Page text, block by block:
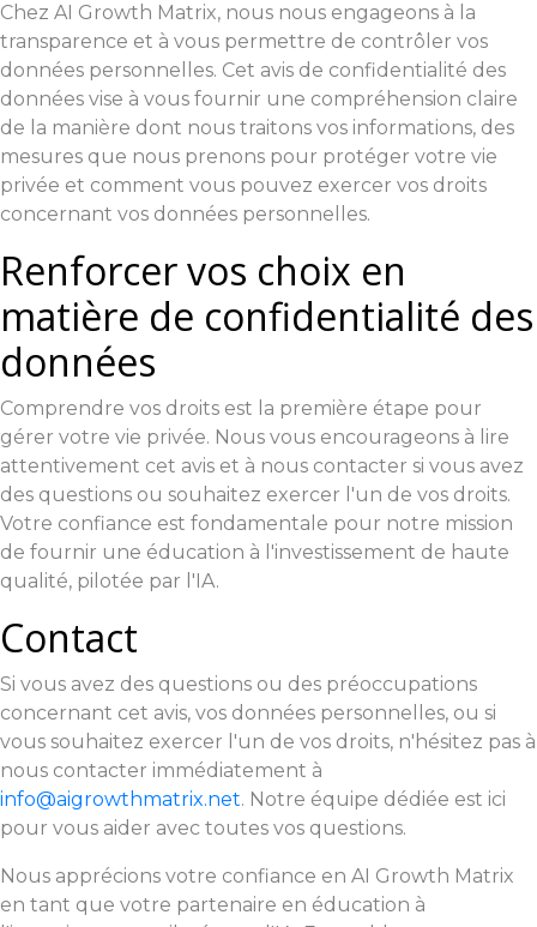
Chez AI Growth Matrix, nous nous engageons à la
transparence et à vous permettre de contrôler vos
données personnelles. Cet avis de confidentialité des
données vise à vous fournir une compréhension claire
de la manière dont nous traitons vos informations, des
mesures que nous prenons pour protéger votre vie
privée et comment vous pouvez exercer vos droits
concernant vos données personnelles.
Renforcer vos choix en
matière de confidentialité des
données
Comprendre vos droits est la première étape pour
gérer votre vie privée. Nous vous encourageons à lire
attentivement cet avis et à nous contacter si vous avez
des questions ou souhaitez exercer l'un de vos droits.
Votre confiance est fondamentale pour notre mission
de fournir une éducation à l'investissement de haute
qualité, pilotée par l'IA.
Contact
Si vous avez des questions ou des préoccupations
concernant cet avis, vos données personnelles, ou si
vous souhaitez exercer l'un de vos droits, n'hésitez pas à
nous contacter immédiatement à
info@aigrowthmatrix.net. Notre équipe dédiée est ici
pour vous aider avec toutes vos questions.
Nous apprécions votre confiance en AI Growth Matrix
en tant que votre partenaire en éducation à